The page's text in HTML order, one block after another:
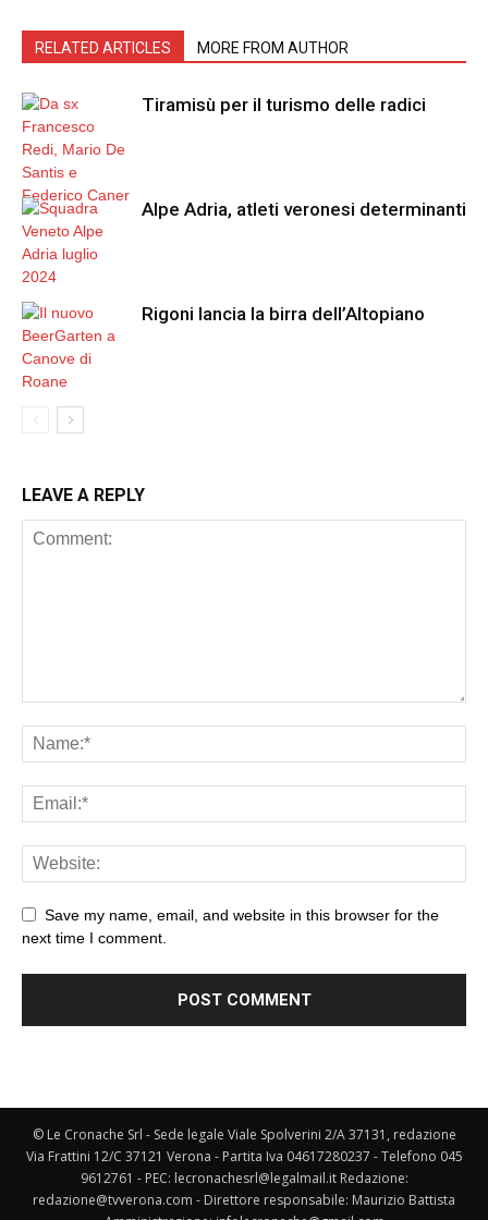
RELATED ARTICLES MORE FROM AUTHOR
Tiramisù per il turismo delle radici
Alpe Adria, atleti veronesi determinanti
Rigoni lancia la birra dell’Altopiano
LEAVE A REPLY
Save my name, email, and website in this browser for the
next time I comment.
© Le Cronache Srl - Sede legale Viale Spolverini 2/A 37131, redazione
Via Frattini 12/C 37121 Verona - Partita Iva 04617280237 - Telefono 045
9612761 - PEC: lecronachesrl@legalmail.it Redazione:
redazione@tvverona.com - Direttore responsabile: Maurizio Battista